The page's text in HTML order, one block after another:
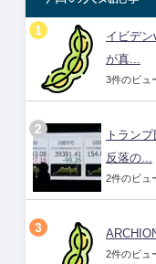
イビデ
が真...
3件のビュ
トラン
反落の...
2件のビュ
2件のビュ